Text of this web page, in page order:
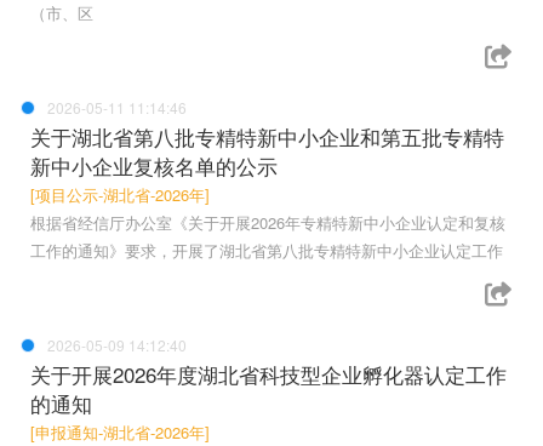
（市、区
2026-05-11 11:14:46
关于湖北省第八批专精特新中小企业和第五批专精特
新中小企业复核名单的公示
[项目公示-湖北省-2026年]
根据省经信厅办公室《关于开展2026年专精特新中小企业认定和复核
工作的通知》要求，开展了湖北省第八批专精特新中小企业认定工作
2026-05-09 14:12:40
关于开展2026年度湖北省科技型企业孵化器认定工作
的通知
[申报通知-湖北省-2026年]